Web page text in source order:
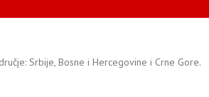
Srbije, Bosne i Hercegovine i Crne Gore.